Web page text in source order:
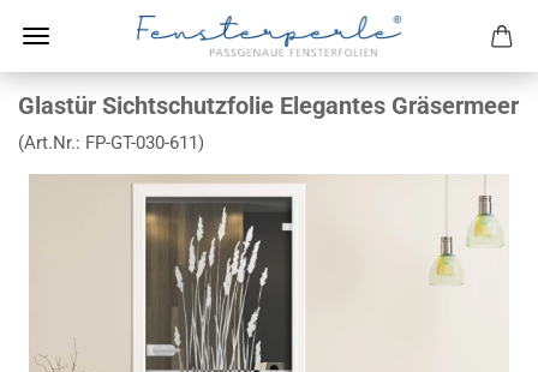
Glastür Sichtschutzfolie Elegantes Gräsermeer
(Art.Nr.: FP-GT-030-611)